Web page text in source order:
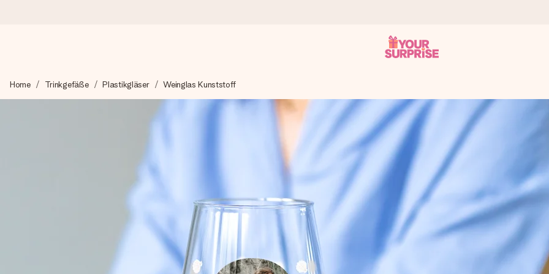
Wir bereiten dein Geschenk sorgfältig vor und schicken es blitzschnell – damit du es genau zum richtigen Zeitpunkt überreichen
Unsere Geschenke begeistern. Kunden bewerten uns mit 4,8 bei Google Reviews (Gesamtergebnis aller Länder, in die wir
Mit Liebe gemacht, im Handumdrehen
Erstelle etwas Einzigartiges in wenigen Schritten – mit ihrem Namen, deinem Foto oder einer Nachricht von Herzen. Kein
Home Trinkgefäße Plastikgläser Weinglas Kunststoff